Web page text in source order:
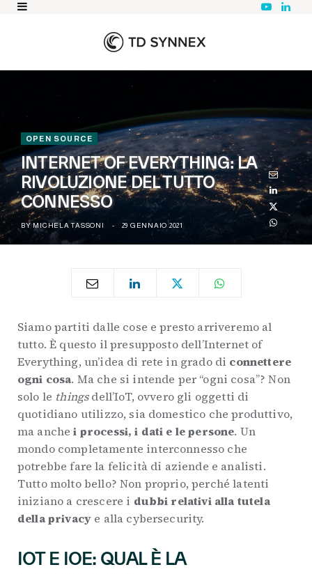
Y
L
OPEN SOURCE
INTERNET OF EVERYTHING: LA
RIVOLUZIONE DEL TUTTO
CONNESSO
BY MICHELA TASSONI 29 GENNAIO 2021
Siamo partiti dalle cose e presto arriveremo al
tutto. È questo il presupposto dell’Internet of
Everything, un’idea di rete in grado di connettere
ogni cosa. Ma che si intende per “ogni cosa”? Non
solo le thingsdell’IoT, ovvero gli oggetti di
quotidiano utilizzo, sia domestico che produttivo,
ma anchei processi, i dati e le persone. Un
mondo completamente interconnesso che
potrebbe fare la felicità di aziende e analisti.
Tutto molto bello? Non proprio, perché latenti
iniziano a crescere i dubbi relativi alla tutela
della privacy e alla cybersecurity.
IOT E IOE: QUAL È LA